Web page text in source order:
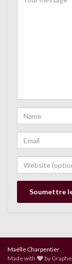
Maëlle Charpentier
Made with
by